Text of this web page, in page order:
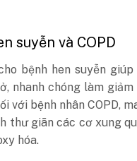
suyễn và COPD
bệnh hen suyễn
nhanh chóng làm giảm
với bệnh nhân COPD,
thư giãn các cơ xung
hóa.